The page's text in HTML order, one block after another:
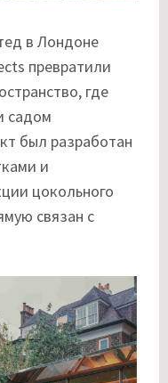
в Лондоне
превратили
где
садом
был разработан
и
цокольного
связан с